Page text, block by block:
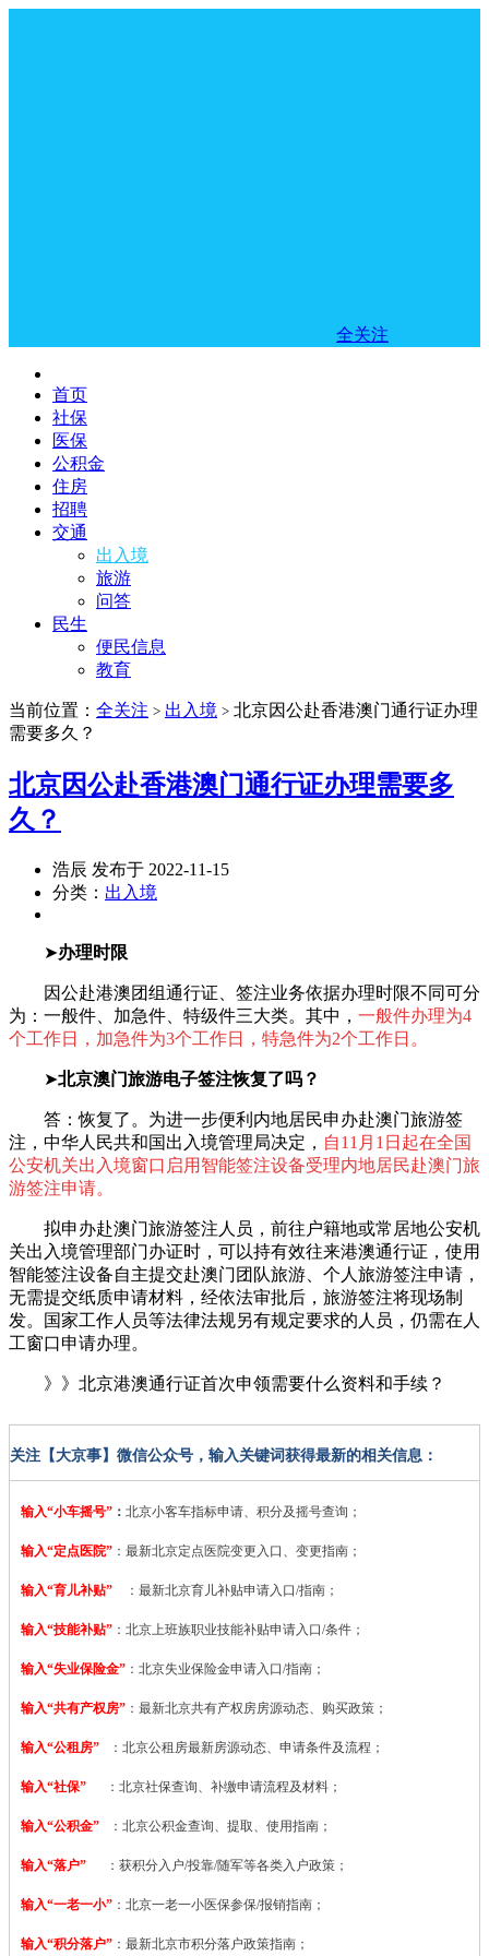
全关注
首页
社保
医保
公积金
住房
招聘
交通
出入境
旅游
问答
民生
便民信息
教育
当前位置： 全关注 > 出入境 > 北京因公赴香港澳门通行证办理
需要多久？
北京因公赴香港澳门通行证办理需要多
久？
浩辰 发布于 2022-11-15
分类： 出入境
➤办理时限
因公赴港澳团组通行证、签注业务依据办理时限不同可分
为：一般件、加急件、特级件三大类。其中， 一般件办理为4
个工作日，加急件为3个工作日，特急件为2个工作日。
➤北京澳门旅游电子签注恢复了吗？
答：恢复了。为进一步便利内地居民申办赴澳门旅游签
注，中华人民共和国出入境管理局决定， 自11月1日起在全国
公安机关出入境窗口启用智能签注设备受理内地居民赴澳门旅
游签注申请。
拟申办赴澳门旅游签注人员，前往户籍地或常居地公安机
关出入境管理部门办证时，可以持有效往来港澳通行证，使用
智能签注设备自主提交赴澳门团队旅游、个人旅游签注申请，
无需提交纸质申请材料，经依法审批后，旅游签注将现场制
发。国家工作人员等法律法规另有规定要求的人员，仍需在人
工窗口申请办理。
》》北京港澳通行证首次申领需要什么资料和手续？
关注【大京事】微信公众号，输入关键词获得最新的相关信息：
输入“小车摇号” ： 北京小客车指标申请、积分及摇号查询；
输入“定点医院” ： 最新北京定点医院变更入口、变更指南；
输入“育儿补贴” ：最新北京育儿补贴申请入口/指南；
输入“技能补贴” ： 北京上班族职业技能补贴申请入口/条件；
输入“失业保险金” ：北京失业保险金申请入口/指南；
输入“共有产权房” ：最新北京共有产权房房源动态、购买政策；
输入“公租房” ：北京公租房最新房源动态、申请条件及流程；
输入“社保” ：北京社保查询、补缴申请流程及材料；
输入“公积金” ：北京公积金查询、提取、使用指南；
输入“落户” ：获积分入户/投靠/随军等各类入户政策；
输入“一老一小” ：北京一老一小医保参保/报销指南；
输入“积分落户” ：最新北京市积分落户政策指南；